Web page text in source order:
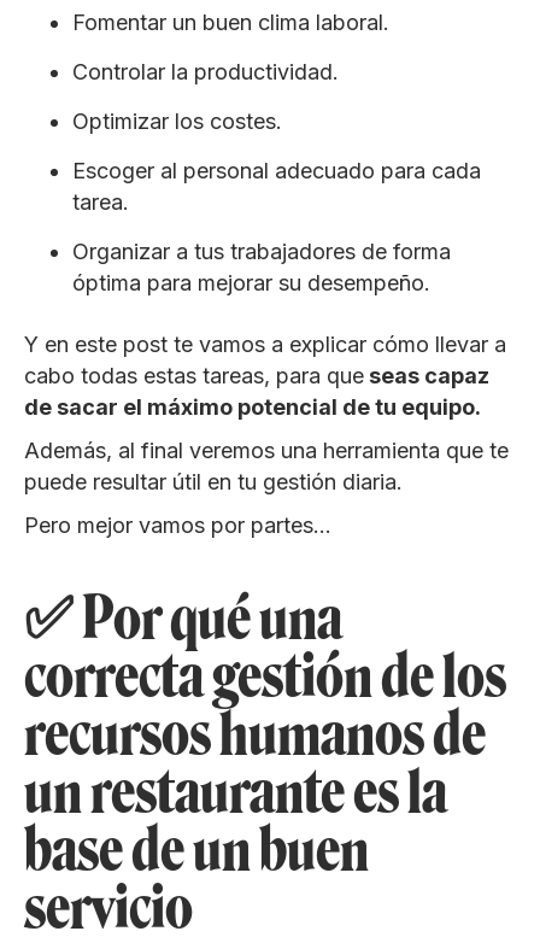
Fomentar un buen clima laboral.
Controlar la productividad.
Optimizar los costes.
Escoger al personal adecuado para cada
tarea.
Organizar a tus trabajadores de forma
óptima para mejorar su desempeño.
Y en este post te vamos a explicar cómo llevar a
cabo todas estas tareas, para que seas capaz
de sacar el máximo potencial de tu equipo.
Además, al final veremos una herramienta que te
puede resultar útil en tu gestión diaria.
Pero mejor vamos por partes…
✅ Por qué una
correcta gestión de los
recursos humanos de
un restaurante es la
base de un buen
servicio